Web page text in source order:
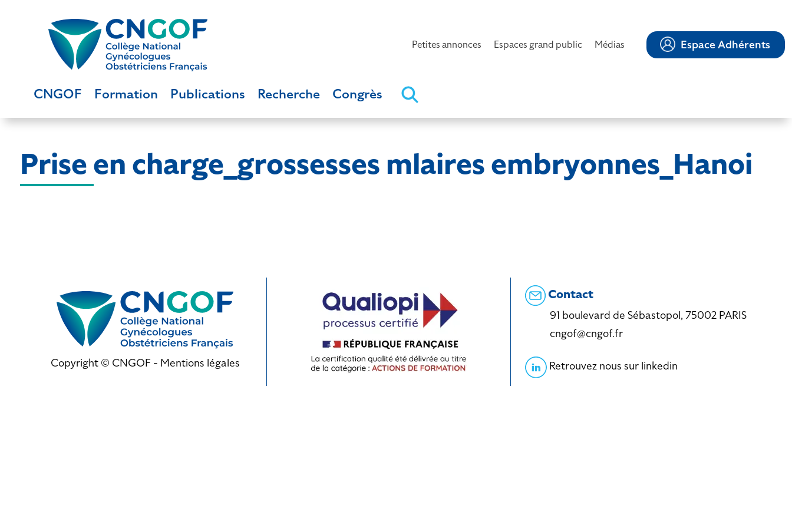
Petites annonces Espaces grand public Médias Espace Adhérents
CNGOF Formation Publications Recherche Congrès
Prise en charge_grossesses mlaires embryonnes_Hanoi
Copyright © CNGOF - Mentions légales
Contact
91 boulevard de Sébastopol, 75002 PARIS
cngof@cngof.fr
Retrouvez nous sur linkedin